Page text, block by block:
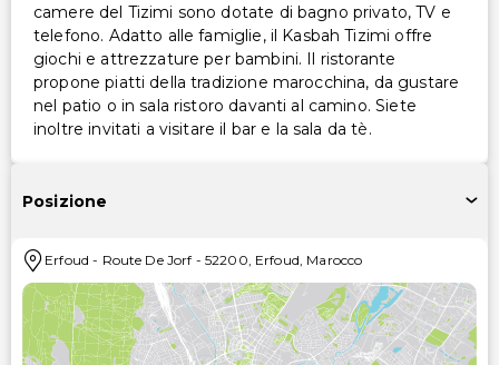
camere del Tizimi sono dotate di bagno privato, TV e
telefono. Adatto alle famiglie, il Kasbah Tizimi offre
giochi e attrezzature per bambini. Il ristorante
propone piatti della tradizione marocchina, da gustare
nel patio o in sala ristoro davanti al camino. Siete
inoltre invitati a visitare il bar e la sala da tè.
Posizione
Erfoud - Route De Jorf - 52200, Erfoud, Marocco